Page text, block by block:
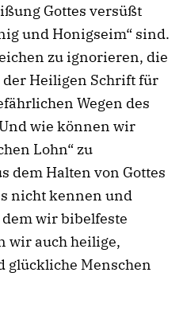
Gottes versüßt
und Honigseim“ sind.
zu ignorieren, die
Heiligen Schrift für
Wegen des
wie können wir
Lohn“ zu
dem Halten von Gottes
nicht kennen und
wir bibelfeste
wir auch heilige,
glückliche Menschen